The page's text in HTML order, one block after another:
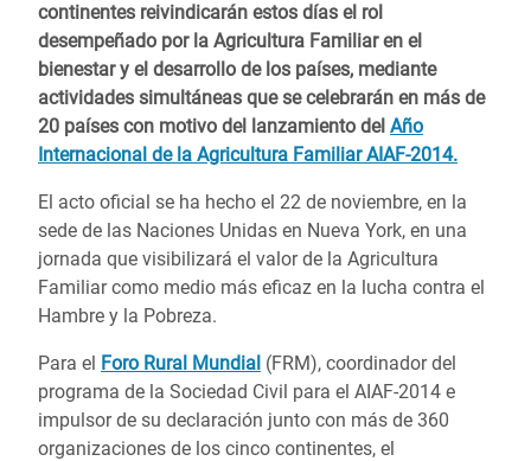
continentes reivindicarán estos días el rol
desempeñado por la Agricultura Familiar en el
bienestar y el desarrollo de los países, mediante
actividades simultáneas que se celebrarán en más de
20 países con motivo del lanzamiento del Año
Internacional de la Agricultura Familiar AIAF-2014.
El acto oficial se ha hecho el 22 de noviembre, en la
sede de las Naciones Unidas en Nueva York, en una
jornada que visibilizará el valor de la Agricultura
Familiar como medio más eficaz en la lucha contra el
Hambre y la Pobreza.
Para el Foro Rural Mundial (FRM), coordinador del
programa de la Sociedad Civil para el AIAF-2014 e
impulsor de su declaración junto con más de 360
organizaciones de los cinco continentes, el